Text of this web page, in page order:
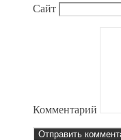
Сайт
Комментарий